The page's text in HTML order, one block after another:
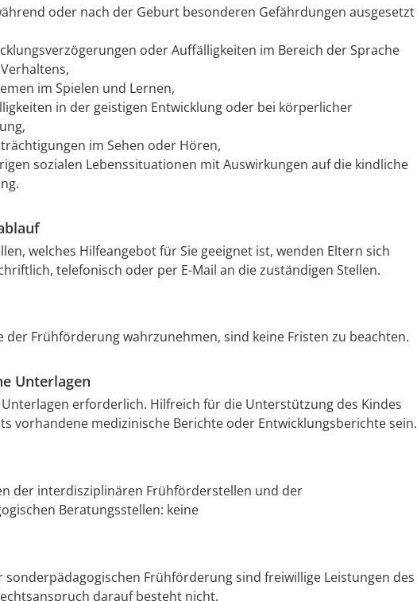
oder nach der Geburt besonderen Gefährdungen ausgesetzt
oder Auffälligkeiten im Bereich der Sprache
im Spielen und Lernen,
in der geistigen Entwicklung oder bei körperlicher
im Sehen oder Hören,
sozialen Lebenssituationen mit Auswirkungen auf die kindliche
welches Hilfeangebot für Sie geeignet ist, wenden Eltern sich
telefonisch oder per E-Mail an die zuständigen Stellen.
der Frühförderung wahrzunehmen, sind keine Fristen zu beachten.
Unterlagen
Unterlagen erforderlich. Hilfreich für die Unterstützung des Kindes
vorhandene medizinische Berichte oder Entwicklungsberichte sein.
der interdisziplinären Frühförderstellen und der
Beratungsstellen: keine
sonderpädagogischen Frühförderung sind freiwillige Leistungen des
darauf besteht nicht.